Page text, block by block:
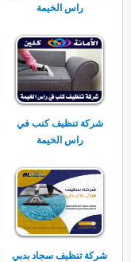
راس الخيمة
شركة تنظيف كنب في
راس الخيمة
شركة تنظيف سجاد بدبي